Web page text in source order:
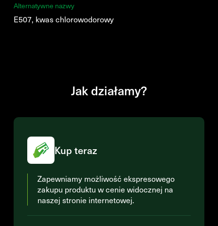
Alternatywne nazwy
E507, kwas chlorowodorowy
Jak działamy?
Kup teraz
Zapewniamy możliwość ekspresowego
zakupu produktu w cenie widocznej na
naszej stronie internetowej.